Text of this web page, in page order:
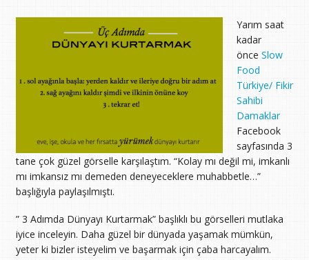
Yarım saat
kadar
önce Slow
Food
Türkiye/ Fikir
Sahibi
Damaklar
Facebook
sayfasında 3
tane çok güzel görselle karşılaştım. “Kolay mı değil mi, imkanlı
mı imkansız mı demeden deneyeceklere muhabbetle…”
başlığıyla paylaşılmıştı.
” 3 Adımda Dünyayı Kurtarmak” başlıklı bu görselleri mutlaka
iyice inceleyin. Daha güzel bir dünyada yaşamak mümkün,
yeter ki bizler isteyelim ve başarmak için çaba harcayalım.